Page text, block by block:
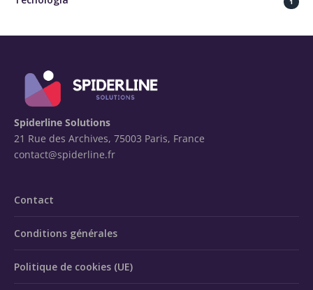
Spiderline Solutions
21 Rue des Archives, 75003 Paris, France
contact@spiderline.fr
Contact
Conditions générales
Politique de cookies (UE)